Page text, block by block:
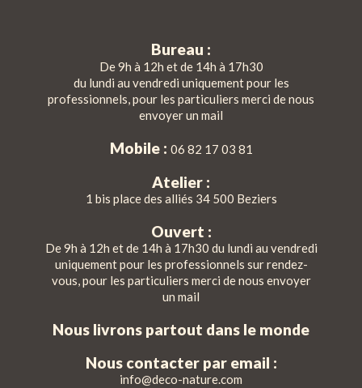
Bureau :
De 9h à 12h et de 14h à 17h30
du lundi au vendredi uniquement pour les
professionnels, pour les particuliers merci de nous
envoyer un mail
Mobile : 06 82 17 03 81
Atelier :
1 bis place des alliés 34 500 Beziers
Ouvert :
De 9h à 12h et de 14h à 17h30 du lundi au vendredi
uniquement pour les professionnels sur rendez-
vous, pour les particuliers merci de nous envoyer
un mail
Nous livrons partout dans le monde
Nous contacter par email :
info@deco-nature.com